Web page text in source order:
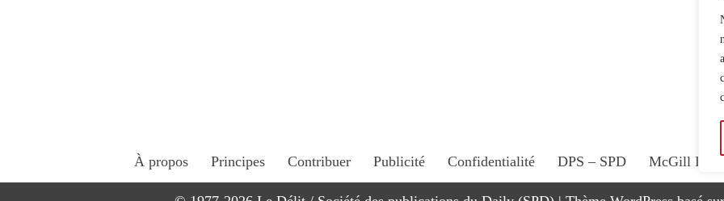
À propos Principes Contribuer Publicité Confidentialité DPS – SPD McGill